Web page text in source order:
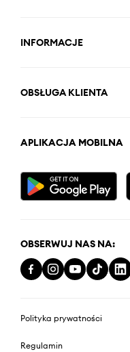
INFORMACJE
OBSŁUGA KLIENTA
APLIKACJA MOBILNA
OBSERWUJ NAS NA:
Polityka prywatności
Regulamin